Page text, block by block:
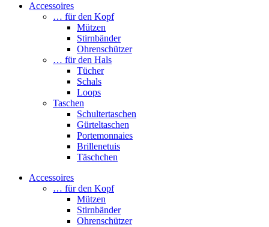
Accessoires
… für den Kopf
Mützen
Stirnbänder
Ohrenschützer
… für den Hals
Tücher
Schals
Loops
Taschen
Schultertaschen
Gürteltaschen
Portemonnaies
Brillenetuis
Täschchen
Accessoires
… für den Kopf
Mützen
Stirnbänder
Ohrenschützer